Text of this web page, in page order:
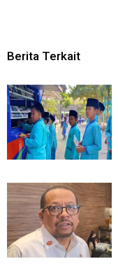
Berita Terkait